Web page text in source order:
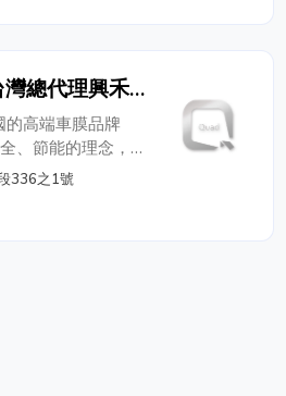
總代理興禾
的高端車膜品牌
、節能的理念，在
（酷德）品牌
的代名詞。 2015
336之1號